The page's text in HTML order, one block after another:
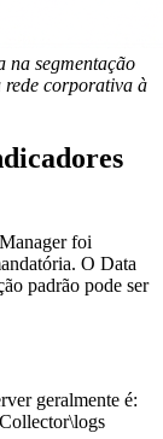
na segmentação
rede corporativa à
foi
O Data
padrão pode ser
geralmente é: